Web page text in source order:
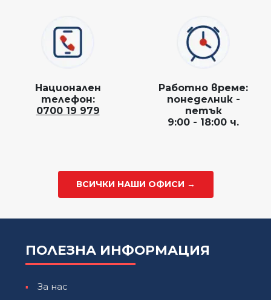
Национален
телефон:
0700 19 979
Работно време:
понеделник -
петък
9:00 - 18:00 ч.
ВСИЧКИ НАШИ ОФИСИ →
ПОЛЕЗНА ИНФОРМАЦИЯ
За нас